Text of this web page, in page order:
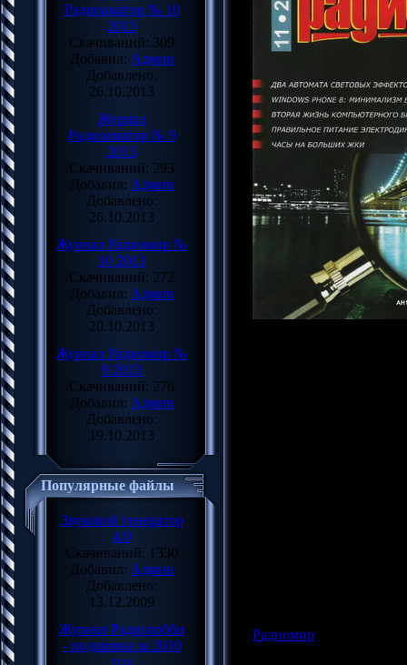
Радиоаматор № 10
2013
Скачиваний: 309
Добавил: Админ
Добавлено:
26.10.2013
Журнал
Радиоаматор № 9
2013
Скачиваний: 293
Добавил: Админ
Добавлено:
26.10.2013
Журнал Радиомир №
10 2013
Скачиваний: 272
Добавил: Админ
Добавлено:
20.10.2013
Журнал Радиомир №
9 2013
Скачиваний: 276
Добавил: Админ
Добавлено:
19.10.2013
Популярные файлы
Звуковой генератор
4.0
Скачиваний: 1330
Добавил: Админ
Добавлено:
13.12.2009
Журнал Радиохобби
- подшивка за 2010
год
Радиомир